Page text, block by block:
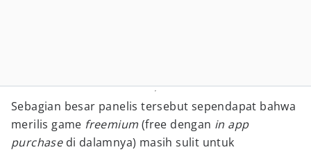
Sebagian besar panelis tersebut sependapat bahwa
merilis game freemium (free dengan in app
purchasedi dalamnya) masih sulit untuk